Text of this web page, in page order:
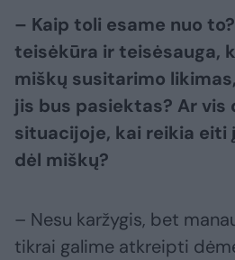
– Kaip toli esame nuo
teisėkūra ir teisėsauga,
miškų susitarimo
jis bus pasiektas? Ar vis
situacijoje, kai reikia eiti
dėl miškų?
– Nesu karžygis, bet
tikrai galime atkreipti